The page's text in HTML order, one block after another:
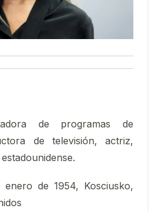
de programas de
de televisión, actriz,
enero de 1954, Kosciusko,